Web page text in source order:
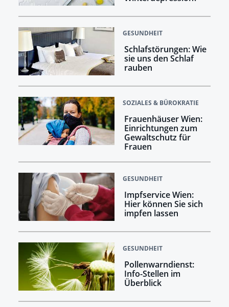
GESUNDHEIT
Schlafstörungen: Wie
sie uns den Schlaf
rauben
SOZIALES & BÜROKRATIE
Frauenhäuser Wien:
Einrichtungen zum
Gewaltschutz für
Frauen
GESUNDHEIT
Impfservice Wien:
Hier können Sie sich
impfen lassen
GESUNDHEIT
Pollenwarndienst:
Info-Stellen im
Überblick